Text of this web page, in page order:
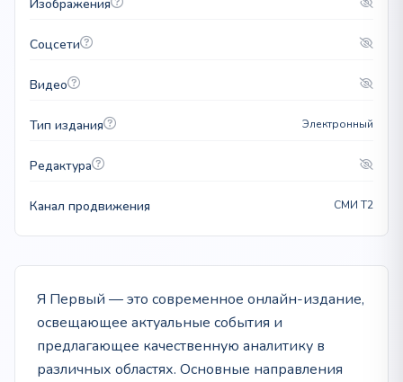
Изображения
Соцсети
Видео
Тип издания Электронный
Редактура
Канал продвижения СМИ T2
Я Первый — это современное онлайн-издание,
освещающее актуальные события и
предлагающее качественную аналитику в
различных областях. Основные направления